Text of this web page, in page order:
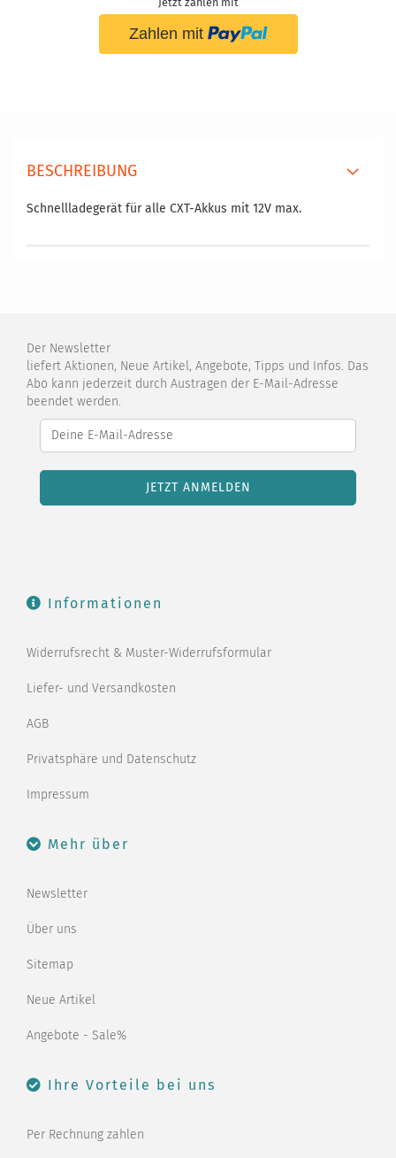
BESCHREIBUNG
Schnellladegerät für alle CXT-Akkus mit 12V max.
Der Newsletter
liefert Aktionen, Neue Artikel, Angebote, Tipps und Infos. Das
Abo kann jederzeit durch Austragen der E-Mail-Adresse
beendet werden.
Informationen
Widerrufsrecht & Muster-Widerrufsformular
Liefer- und Versandkosten
AGB
Privatsphäre und Datenschutz
Impressum
Mehr über
Newsletter
Über uns
Sitemap
Neue Artikel
Angebote - Sale%
Ihre Vorteile bei uns
Per Rechnung zahlen